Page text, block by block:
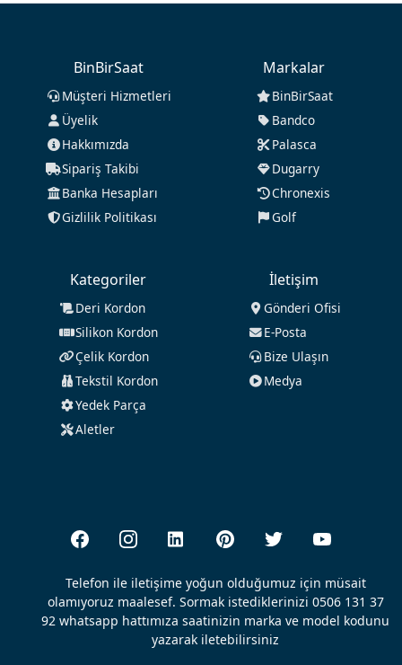
BinBirSaat
Müşteri Hizmetleri
Üyelik
Hakkımızda
Sipariş Takibi
Banka Hesapları
Gizlilik Politikası
Markalar
BinBirSaat
Bandco
Palasca
Dugarry
Chronexis
Golf
Kategoriler
Deri Kordon
Silikon Kordon
Çelik Kordon
Tekstil Kordon
Yedek Parça
Aletler
İletişim
Gönderi Ofisi
E-Posta
Bize Ulaşın
Medya
Telefon ile iletişime yoğun olduğumuz için müsait
olamıyoruz maalesef. Sormak istediklerinizi 0506 131 37
92 whatsapp hattımıza saatinizin marka ve model kodunu
yazarak iletebilirsiniz